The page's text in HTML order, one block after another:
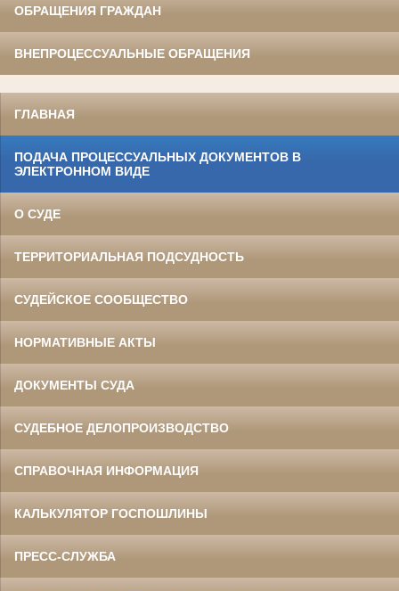
ОБРАЩЕНИЯ ГРАЖДАН
ВНЕПРОЦЕССУАЛЬНЫЕ ОБРАЩЕНИЯ
ГЛАВНАЯ
ПОДАЧА ПРОЦЕССУАЛЬНЫХ ДОКУМЕНТОВ В
ЭЛЕКТРОННОМ ВИДЕ
О СУДЕ
ТЕРРИТОРИАЛЬНАЯ ПОДСУДНОСТЬ
СУДЕЙСКОЕ СООБЩЕСТВО
НОРМАТИВНЫЕ АКТЫ
ДОКУМЕНТЫ СУДА
СУДЕБНОЕ ДЕЛОПРОИЗВОДСТВО
СПРАВОЧНАЯ ИНФОРМАЦИЯ
КАЛЬКУЛЯТОР ГОСПОШЛИНЫ
ПРЕСС-СЛУЖБА